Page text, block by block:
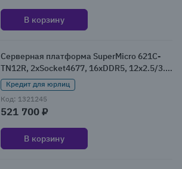
В корзину
Серверная платформа SuperMicro 621C-
TN12R, 2xSocket4677, 16xDDR5, 12x2.5/3.5
HDD HS, Redundant 2x1200 Вт 2U (SYS-
621C-TN12R)
Кредит для юрлиц
Код: 1321245
521 700 ₽
В корзину